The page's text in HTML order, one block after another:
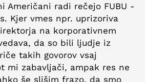
Američani radi rečejo FUBU -
Kjer vmes npr. uprizoriva
na korporativnem
da so bili ljudje iz
takih govorov vsaj
mi zabavljači, ampak res ne
še slišim frazo, da smo